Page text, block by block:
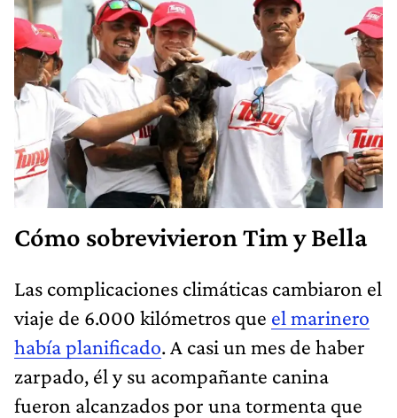
Cómo sobrevivieron Tim y Bella
Las complicaciones climáticas cambiaron el
viaje de 6.000 kilómetros que el marinero
había planificado. A casi un mes de haber
zarpado, él y su acompañante canina
fueron alcanzados por una tormenta que